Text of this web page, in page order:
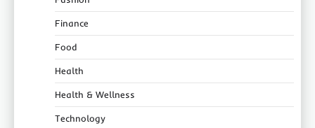
Finance
Food
Health
Health & Wellness
Technology